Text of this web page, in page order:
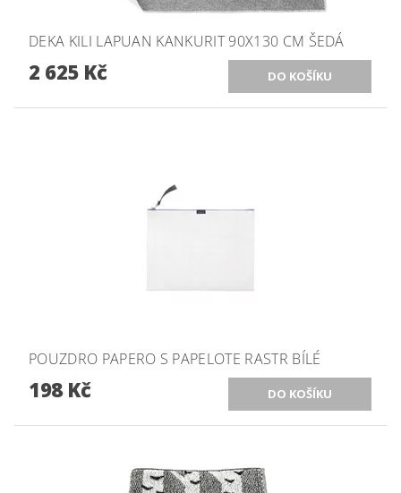
DEKA KILI LAPUAN KANKURIT 90X130 CM ŠEDÁ
2 625 Kč
POUZDRO PAPERO S PAPELOTE RASTR BÍLÉ
198 Kč